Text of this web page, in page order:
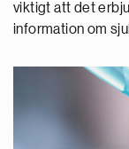
viktigt att det
information om